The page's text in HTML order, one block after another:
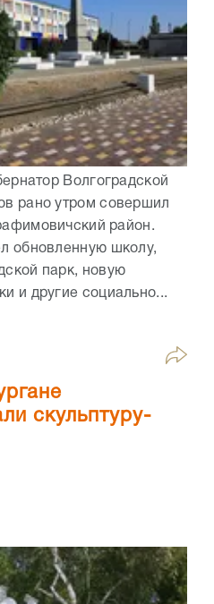
Волгоградской
рано утром совершил
район.
обновленную школу,
парк, новую
и другие социально...
скульптуру-